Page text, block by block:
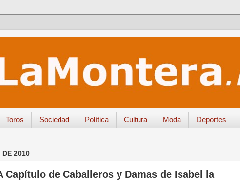
Toros Sociedad Política Cultura Moda Deportes
DE 2010
Capítulo de Caballeros y Damas de Isabel la